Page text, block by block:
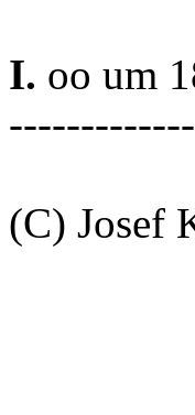
I. oo um
(C) Josef